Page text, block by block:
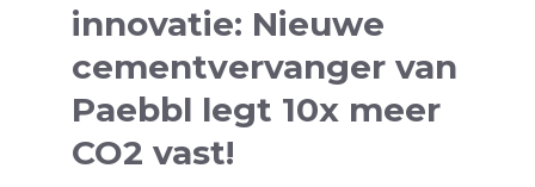
innovatie: Nieuwe
cementvervanger van
Paebbl legt 10x meer
CO2 vast!